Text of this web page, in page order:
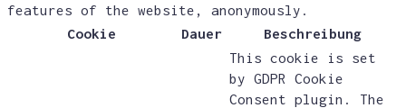
features of the website, anonymously.
Cookie
Dauer Beschreibung
This cookie is set
by GDPR Cookie
Consent plugin. The